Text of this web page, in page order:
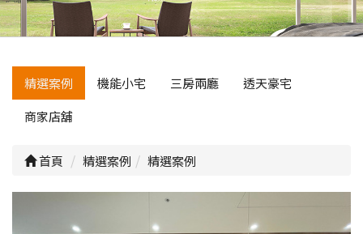
精選案例 機能小宅 三房兩廳
透天豪宅
商家店舖
首頁 精選案例 精選案例